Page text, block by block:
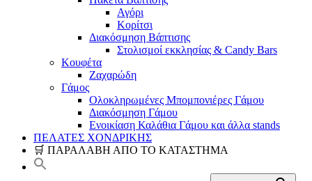
Αγόρι
Κορίτσι
Διακόσμηση Βάπτισης
Στολισμοί εκκλησίας & Candy Bars
Κουφέτα
Ζαχαρώδη
Γάμος
Ολοκληρωμένες Μπομπονιέρες Γάμου
Διακόσμηση Γάμου
Ενοικίαση Καλάθια Γάμου και άλλα stands
ΠΕΛΑΤΕΣ ΧΟΝΔΡΙΚΗΣ
🛒 ΠΑΡΑΛΑΒΗ ΑΠΟ ΤΟ ΚΑΤΑΣΤΗΜΑ